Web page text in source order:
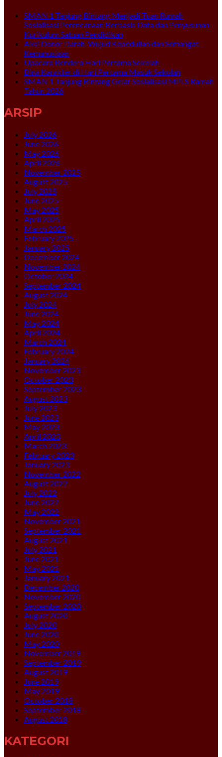
SMAN 1 Tanjung Bintang Menjadi Tuan Rumah
Sosialisasi Perencanaan Berbasis Data dan Penyusunan
Kurikulum Satuan Pendidikan
Aksi Donor Darah, Wujud Kepedulian dan Semangat
Kemanusiaan
Upacara Bendera Hari Pertama Sekolah
Bina Karakter di Hari Pertama Masuk Sekolah
SMAN 1 Tanjung Bintang Gelar Sosialisasi MPLS Ramah
Tahun 2026
ARSIP
July 2026
June 2026
May 2026
April 2026
November 2025
August 2025
July 2025
June 2025
May 2025
April 2025
March 2025
February 2025
January 2025
December 2024
November 2024
October 2024
September 2024
August 2024
July 2024
June 2024
May 2024
April 2024
March 2024
February 2024
January 2024
November 2023
October 2023
September 2023
August 2023
July 2023
June 2023
May 2023
April 2023
March 2023
February 2023
January 2023
November 2022
August 2022
July 2022
June 2022
May 2022
November 2021
September 2021
August 2021
July 2021
June 2021
May 2021
January 2021
December 2020
November 2020
September 2020
August 2020
July 2020
June 2020
May 2020
November 2019
September 2019
August 2019
June 2019
May 2019
October 2018
September 2018
August 2018
KATEGORI